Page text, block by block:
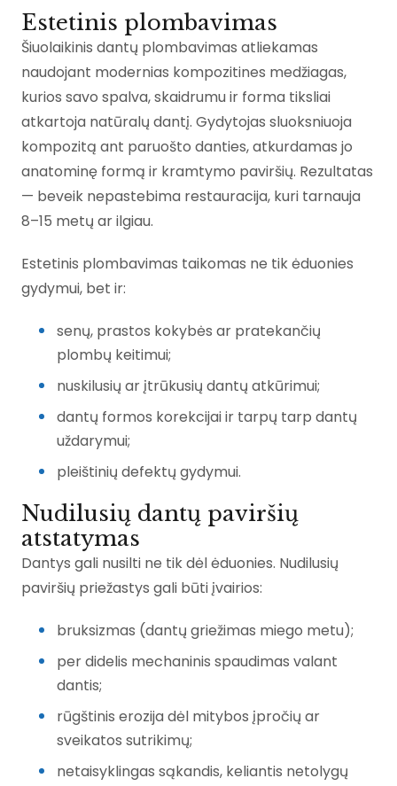
Estetinis plombavimas
Šiuolaikinis dantų plombavimas atliekamas
naudojant modernias kompozitines medžiagas,
kurios savo spalva, skaidrumu ir forma tiksliai
atkartoja natūralų dantį. Gydytojas sluoksniuoja
kompozitą ant paruošto danties, atkurdamas jo
anatominę formą ir kramtymo paviršių. Rezultatas
— beveik nepastebima restauracija, kuri tarnauja
8–15 metų ar ilgiau.
Estetinis plombavimas taikomas ne tik ėduonies
gydymui, bet ir:
senų, prastos kokybės ar pratekančių
plombų keitimui;
nuskilusių ar įtrūkusių dantų atkūrimui;
dantų formos korekcijai ir tarpų tarp dantų
uždarymui;
pleištinių defektų gydymui.
Nudilusių dantų paviršių
atstatymas
Dantys gali nusilti ne tik dėl ėduonies. Nudilusių
paviršių priežastys gali būti įvairios:
bruksizmas (dantų griežimas miego metu);
per didelis mechaninis spaudimas valant
dantis;
rūgštinis erozija dėl mitybos įpročių ar
sveikatos sutrikimų;
netaisyklingas sąkandis, keliantis netolygų